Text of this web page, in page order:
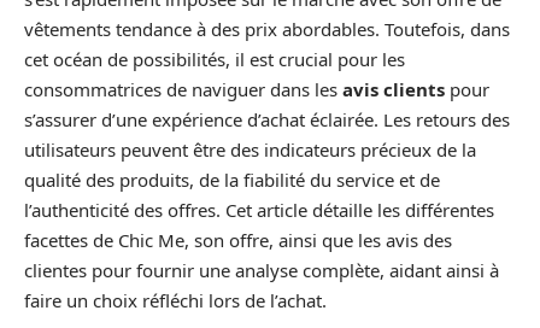
vêtements tendance à des prix abordables. Toutefois, dans
cet océan de possibilités, il est crucial pour les
consommatrices de naviguer dans les avis clients pour
s’assurer d’une expérience d’achat éclairée. Les retours des
utilisateurs peuvent être des indicateurs précieux de la
qualité des produits, de la fiabilité du service et de
l’authenticité des offres. Cet article détaille les différentes
facettes de Chic Me, son offre, ainsi que les avis des
clientes pour fournir une analyse complète, aidant ainsi à
faire un choix réfléchi lors de l’achat.